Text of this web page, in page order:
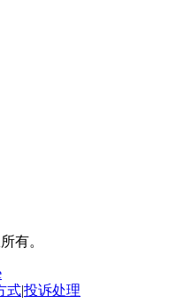
有。
式|投诉处理